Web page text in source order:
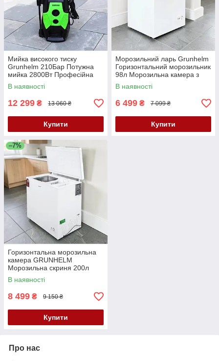
Мийка високого тиску
Grunhelm 210Бар Потужна
мийка 2800Вт Професійна
мийка для машини 520л/год
Надійна мийка К2
В наявності
12 299 ₴ 13 060 ₴
Купити
Морозильний ларь Grunhelm
Горизонтальний морозильник
98л Морозильна камера з
верхніми дверями
Морозильна скриня-тумба А+
В наявності
6 499 ₴ 7 099 ₴
Купити
–7%
Горизонтальна морозильна
камера GRUNHELM
Морозильна скриня 200л
Морозильник горизонтальний
А+ 100Вт Морозильний ларь
В наявності
8 499 ₴ 9 150 ₴
Купити
Про нас